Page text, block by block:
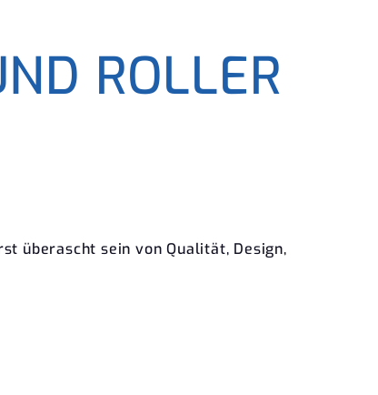
ROLLER
überascht sein von Qualität, Design,